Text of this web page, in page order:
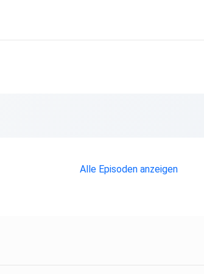
Alle Episoden anzeigen